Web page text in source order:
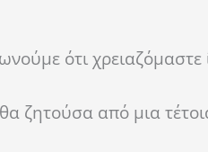
ότι χρειαζόμαστε
ζητούσα από μια